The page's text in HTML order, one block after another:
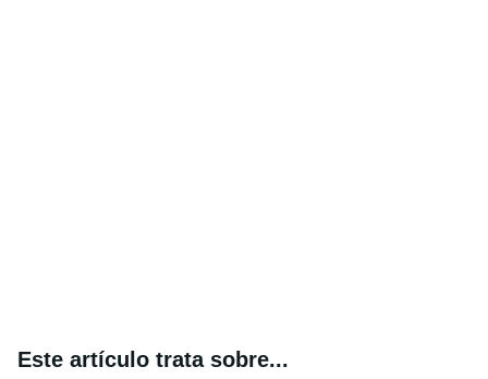
Este artículo trata sobre...